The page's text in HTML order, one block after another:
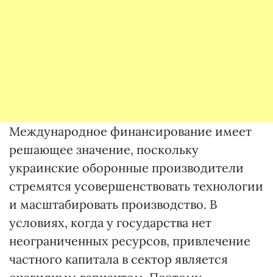
Международное финансирование имеет
решающее значение, поскольку
украинские оборонные производители
стремятся усовершенствовать технологии
и масштабировать производство. В
условиях, когда у государства нет
неограниченных ресурсов, привлечение
частного капитала в сектор является